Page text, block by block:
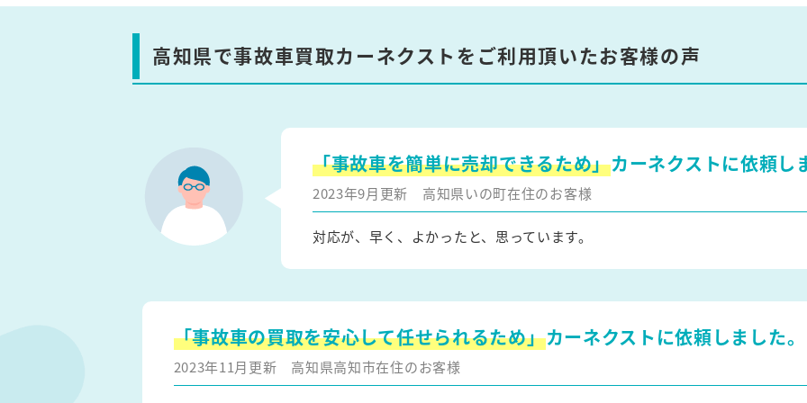
高知県で事故車買取カーネクストをご利用頂いたお客様の声
「事故車を簡単に売却できるため」カーネクストに依頼し
2023年9月更新 高知県いの町在住のお客様
対応が、早く、よかったと、思っています。
「事故車の買取を安心して任せられるため」カーネクストに依頼しました。
2023年11月更新 高知県高知市在住のお客様